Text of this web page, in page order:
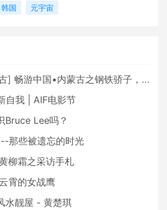
韩国 元宇宙
] 畅游中国•内蒙古之钢铁骄子，魅力包头
自我 | AIF电影节
Bruce Lee吗？
那些被遗忘的时光
柳霜之采访手札
霄的女战鹰
水靓屋 - 黄楚琪